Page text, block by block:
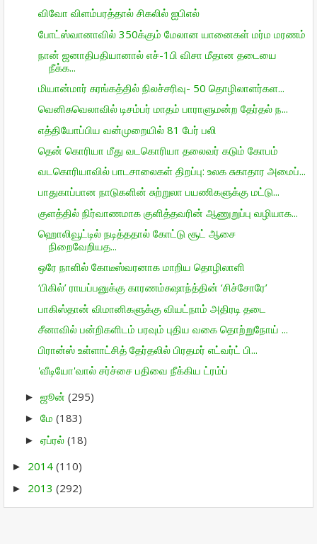
விவோ விளம்பரத்தால் சிகலில் ஐபிஎல்
போட்ஸ்வானாவில் 350க்கும் மேலான யானைகள் மர்ம மரணம்
நான் ஜனாதிபதியானால் எச்-1பி விசா மீதான தடையை
நீக்க...
மியான்மார் சுரங்கத்தில் நிலச்சரிவு- 50 தொழிலாளர்கள...
வெனிசுவெலாவில் டிசம்பர் மாதம் பாராளுமன்ற தேர்தல் ந...
எத்தியோப்பிய வன்முறையில் 81 பேர் பலி
தென் கொரியா மீது வடகொரியா தலைவர் கடும் கோபம்
வடகொரியாவில் பாடசாலைகள் திறப்பு: உலக சுகாதார அமைப்...
பாதுகாப்பான நாடுகளின் சுற்றுலா பயணிகளுக்கு மட்டு...
குளத்தில் நிர்வாணமாக குளித்தவரின் ஆணுறுப்பு வழியாக...
ஹொலிவூட்டில் நடித்ததால் கோட்டு சூட் ஆசை
நிறைவேறியத...
ஒரே நாளில் கோடீஸ்வரனாக மாறிய தொழிலாளி
‘பிகில்’ ராயப்பனுக்கு காரணம்சுஷாந்த்தின் ‘சிச்சோரே’
பாகிஸ்தான் விமானிகளுக்கு வியட்நாம் அதிரடி தடை
சீனாவில் பன்றிகளிடம் பரவும் புதிய வகை தொற்றுநோய் ...
பிரான்ஸ் உள்ளாட்சித் தேர்தலில் பிரதமர் எட்வர்ட் பி...
'வீடியோ'வால் சர்ச்சை பதிவை நீக்கிய ட்ரம்ப்
► ஜூன் (295)
► மே (183)
► ஏப்ரல் (18)
► 2014 (110)
► 2013 (292)